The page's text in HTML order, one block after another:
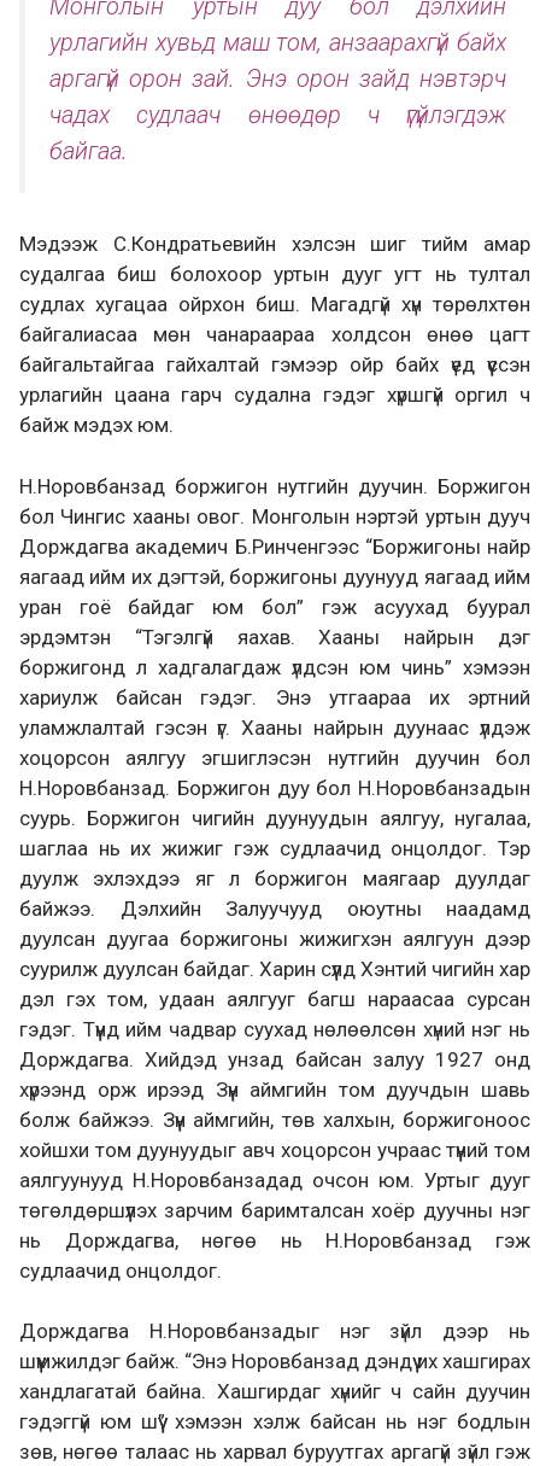
Монголын уртын дуу бол дэлхийн
урлагийн хувьд маш том, анзаарахгүй байх
аргагүй орон зай. Энэ орон зайд нэвтэрч
чадах судлаач өнөөдөр ч үгүйлэгдэж
байгаа.
Мэдээж С.Кондратьевийн хэлсэн шиг тийм амар
судалгаа биш болохоор уртын дууг угт нь тултал
судлах хугацаа ойрхон биш. Магадгүй хүн төрөлхтөн
байгалиасаа мөн чанараараа холдсон өнөө цагт
байгальтайгаа гайхалтай гэмээр ойр байх үед үүссэн
урлагийн цаана гарч судална гэдэг хүршгүй оргил ч
байж мэдэх юм.
Н.Норовбанзад боржигон нутгийн дуучин. Боржигон
бол Чингис хааны овог. Монголын нэртэй уртын дууч
Дорждагва академич Б.Ринченгээс “Боржигоны найр
яагаад ийм их дэгтэй, боржигоны дуунууд яагаад ийм
уран гоё байдаг юм бол” гэж асуухад буурал
эрдэмтэн “Тэгэлгүй яахав. Хааны найрын дэг
боржигонд л хадгалагдаж үлдсэн юм чинь” хэмээн
хариулж байсан гэдэг. Энэ утгаараа их эртний
уламжлалтай гэсэн үг. Хааны найрын дуунаас үлдэж
хоцорсон аялгуу эгшиглэсэн нутгийн дуучин бол
Н.Норовбанзад. Боржигон дуу бол Н.Норовбанзадын
суурь. Боржигон чигийн дуунуудын аялгуу, нугалаа,
шаглаа нь их жижиг гэж судлаачид онцолдог. Тэр
дуулж эхлэхдээ яг л боржигон маягаар дуулдаг
байжээ. Дэлхийн Залуучууд оюутны наадамд
дуулсан дуугаа боржигоны жижигхэн аялгуун дээр
суурилж дуулсан байдаг. Харин сүүлд Хэнтий чигийн хар
дэл гэх том, удаан аялгууг багш нараасаа сурсан
гэдэг. Түүнд ийм чадвар суухад нөлөөлсөн хүний нэг нь
Дорждагва. Хийдэд унзад байсан залуу 1927 онд
хүрээнд орж ирээд Зүүн аймгийн том дуучдын шавь
болж байжээ. Зүүн аймгийн, төв халхын, боржигоноос
хойшхи том дуунуудыг авч хоцорсон учраас түүний том
аялгуунууд Н.Норовбанзадад очсон юм. Уртыг дууг
төгөлдөршүүлэх зарчим баримталсан хоёр дуучны нэг
нь Дорждагва, нөгөө нь Н.Норовбанзад гэж
судлаачид онцолдог.
Дорждагва Н.Норовбанзадыг нэг зүйл дээр нь
шүүмжилдэг байж. “Энэ Норовбанзад дэндүү их хашгирах
хандлагатай байна. Хашгирдаг хүнийг ч сайн дуучин
гэдэггүй юм шүү” хэмээн хэлж байсан нь нэг бодлын
зөв, нөгөө талаас нь харвал буруутгах аргагүй зүйл гэж